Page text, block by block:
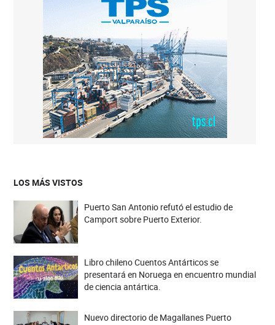
LOS MÁS VISTOS
Puerto San Antonio refutó el estudio de
Camport sobre Puerto Exterior.
Libro chileno Cuentos Antárticos se
presentará en Noruega en encuentro mundial
de ciencia antártica.
Nuevo directorio de Magallanes Puerto